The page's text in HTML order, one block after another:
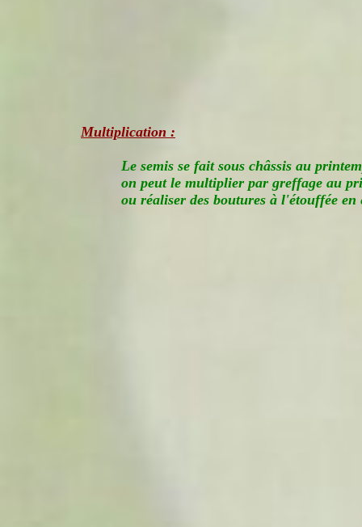
Multiplication :
Le semis se fait sous châssis au
on peut le multiplier par greffage au
ou réaliser des boutures à l'étouffée en